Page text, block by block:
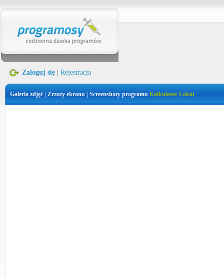
Zaloguj się Rejestracja
Galeria zdjęć | Zrzuty ekranu | Screenshoty programu Kalkulator Lokat